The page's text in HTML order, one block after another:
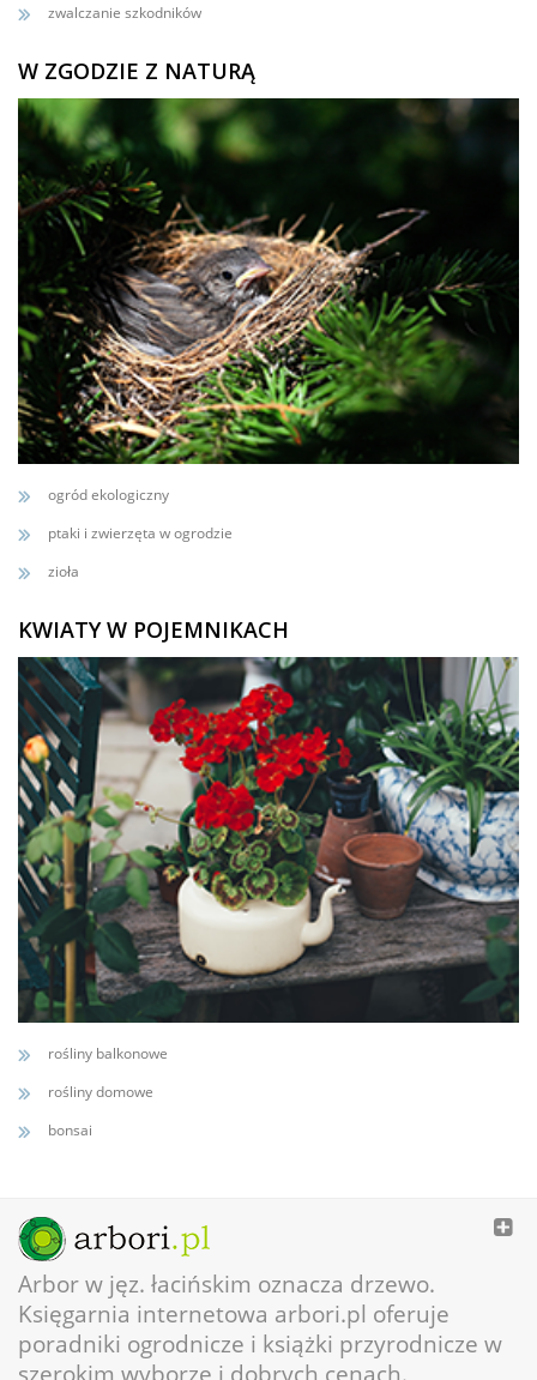
zwalczanie szkodników
W ZGODZIE Z NATURĄ
ogród ekologiczny
ptaki i zwierzęta w ogrodzie
zioła
KWIATY W POJEMNIKACH
rośliny balkonowe
rośliny domowe
bonsai
Arbor w jęz. łacińskim oznacza drzewo.
Księgarnia internetowa arbori.pl oferuje
poradniki ogrodnicze i książki przyrodnicze w